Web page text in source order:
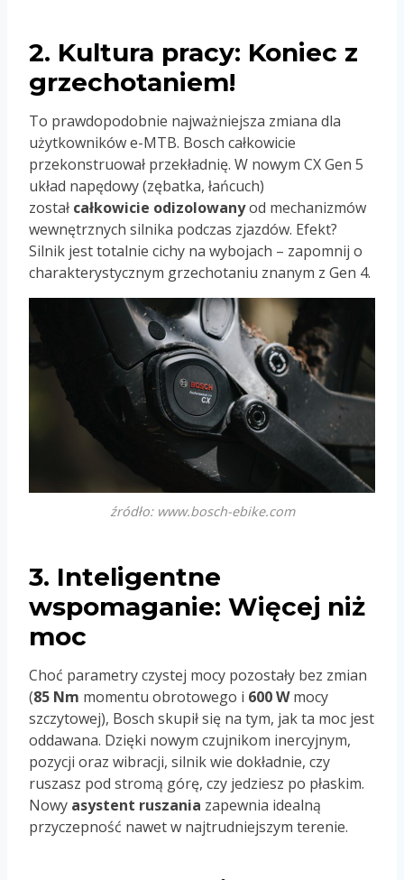
2. Kultura pracy: Koniec z
grzechotaniem!
To prawdopodobnie najważniejsza zmiana dla
użytkowników e-MTB. Bosch całkowicie
przekonstruował przekładnię. W nowym CX Gen 5
układ napędowy (zębatka, łańcuch)
został całkowicie odizolowanyod mechanizmów
wewnętrznych silnika podczas zjazdów. Efekt?
Silnik jest totalnie cichy na wybojach – zapomnij o
charakterystycznym grzechotaniu znanym z Gen 4.
źródło: www.bosch-ebike.com
3. Inteligentne
wspomaganie: Więcej niż
moc
Choć parametry czystej mocy pozostały bez zmian
(85 Nm momentu obrotowego i 600 Wmocy
szczytowej), Bosch skupił się na tym, jak ta moc jest
oddawana. Dzięki nowym czujnikom inercyjnym,
pozycji oraz wibracji, silnik wie dokładnie, czy
ruszasz pod stromą górę, czy jedziesz po płaskim.
Nowy asystent ruszania zapewnia idealną
przyczepność nawet w najtrudniejszym terenie.